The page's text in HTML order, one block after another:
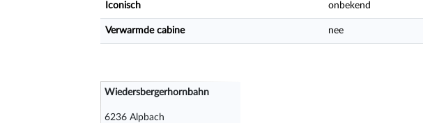
Iconisch onbekend
Verwarmde cabine nee
Wiedersbergerhornbahn
6236 Alpbach